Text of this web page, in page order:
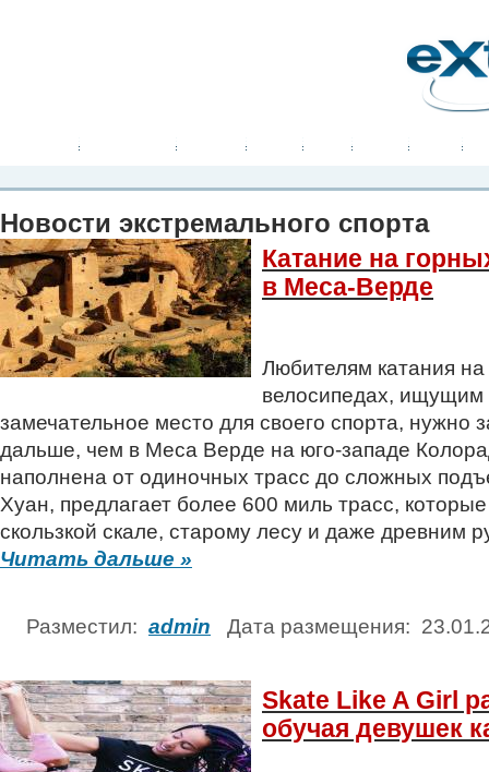
Новости экстремального спорта
Катание на
в Меса-Верде
Любителям катания
велосипедах, ищущим
замечательное место для своего спорта, нужно
дальше, чем в Меса Верде на юго-западе
наполнена от одиночных трасс до сложных
Хуан, предлагает более 600 миль трасс,
скользкой скале, старому лесу и даже древним
Читать дальше »
Разместил: admin Дата размещения:
Skate Like A Girl
обучая девушек